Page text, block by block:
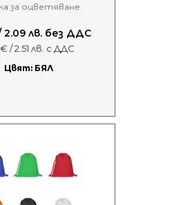
за оцветяване
2.09 лв. без ДДС
€ / 2.51 лв. с ДДС
Цвят: БЯЛ